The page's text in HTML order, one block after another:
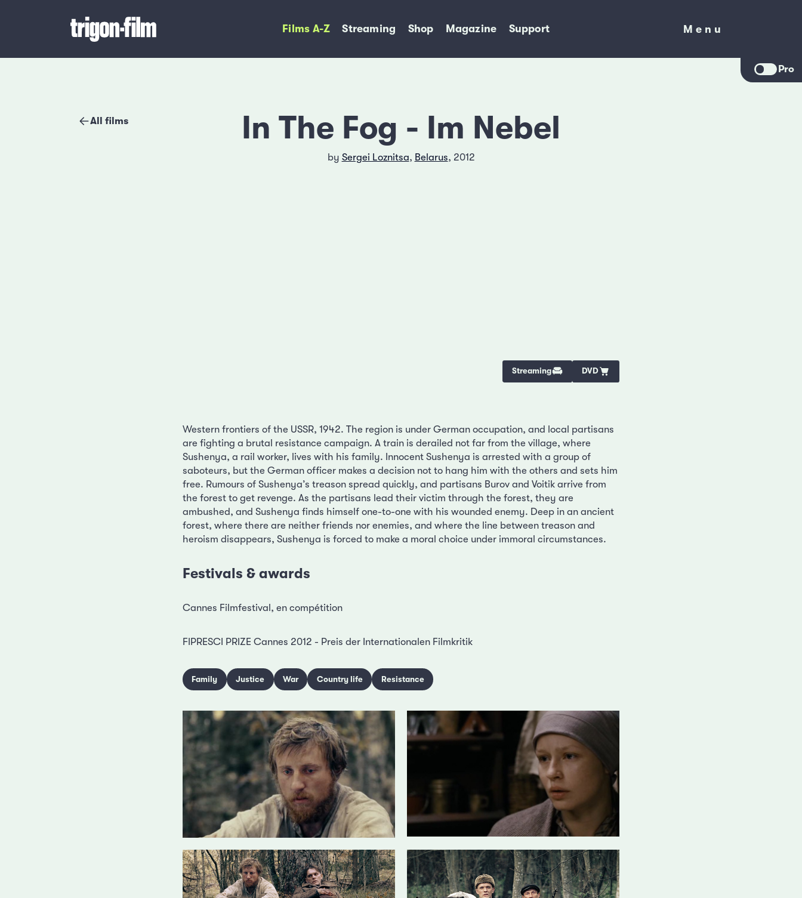
Films A-Z Streaming Shop Magazine Support
Menu
Menu
Pro
All films In The Fog - Im Nebel
by Sergei Loznitsa, Belarus, 2012
Streaming DVD
Western frontiers of the USSR, 1942. The region is under German occupation, and local partisans
are fighting a brutal resistance campaign. A train is derailed not far from the village, where
Sushenya, a rail worker, lives with his family. Innocent Sushenya is arrested with a group of
saboteurs, but the German officer makes a decision not to hang him with the others and sets him
free. Rumours of Sushenya’s treason spread quickly, and partisans Burov and Voitik arrive from
the forest to get revenge. As the partisans lead their victim through the forest, they are
ambushed, and Sushenya finds himself one-to-one with his wounded enemy. Deep in an ancient
forest, where there are neither friends nor enemies, and where the line between treason and
heroism disappears, Sushenya is forced to make a moral choice under immoral circumstances.
Festivals & awards
Cannes Filmfestival, en compétition
FIPRESCI PRIZE Cannes 2012 - Preis der Internationalen Filmkritik
Family Justice War Country life Resistance